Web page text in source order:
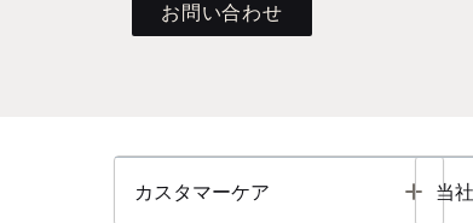
お問い合わせ
カスタマーケア Toggle
当社